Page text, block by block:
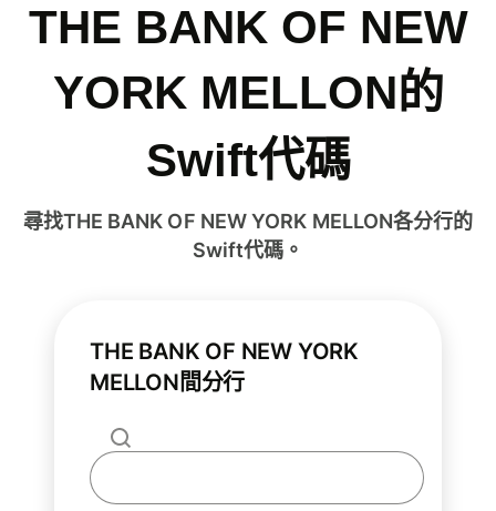
THE BANK OF NEW
YORK MELLON的
Swift代碼
尋找THE BANK OF NEW YORK MELLON各分行的
Swift代碼。
THE BANK OF NEW YORK
MELLON間分行